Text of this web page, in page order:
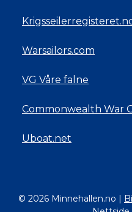
Warsailors.com
VG Våre falne
Commonwealth War
Uboat.net
© 2026 Minnehallen.no |